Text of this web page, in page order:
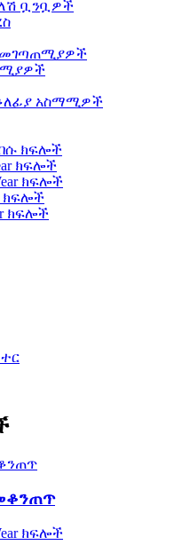
ቧንቧዎች
መገጣጠሚያዎች
አስማሚዎች
ክፍሎች
ክፍሎች
ክፍሎች
ክፍሎች
ክፍሎች